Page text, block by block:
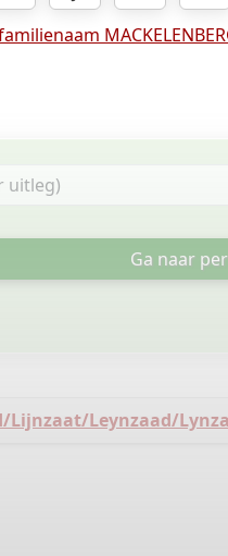
Ga naar
Lijnzaat/Leynzaad/